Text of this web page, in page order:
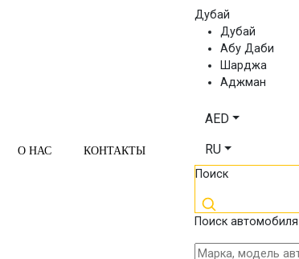
О НАС КОНТАКТЫ
Дубай
Дубай
Абу Даби
Шарджа
Аджман
AED
RU
Поиск
Поиск автомобиля